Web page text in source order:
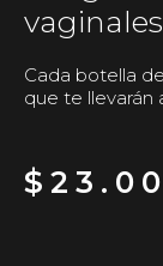
Cada botella
que te llevarán
$